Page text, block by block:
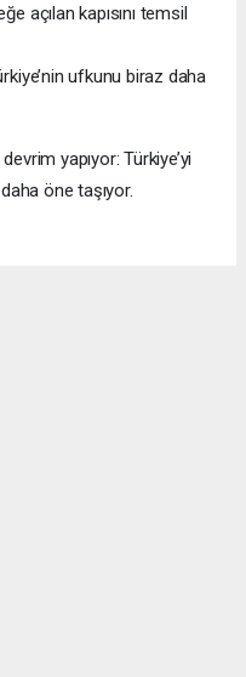
açılan kapısını temsil
ufkunu biraz daha
yapıyor: Türkiye’yi
öne taşıyor.